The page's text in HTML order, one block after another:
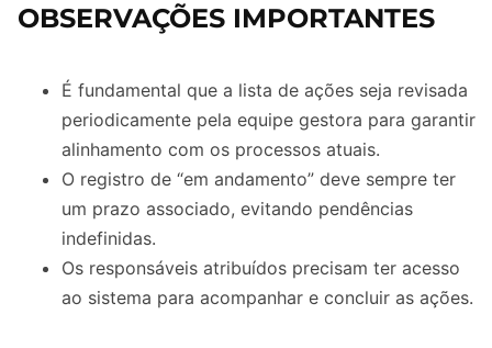
OBSERVAÇÕES IMPORTANTES
É fundamental que a lista de ações seja revisada
periodicamente pela equipe gestora para garantir
alinhamento com os processos atuais.
O registro de “em andamento” deve sempre ter
um prazo associado, evitando pendências
indefinidas.
Os responsáveis atribuídos precisam ter acesso
ao sistema para acompanhar e concluir as ações.